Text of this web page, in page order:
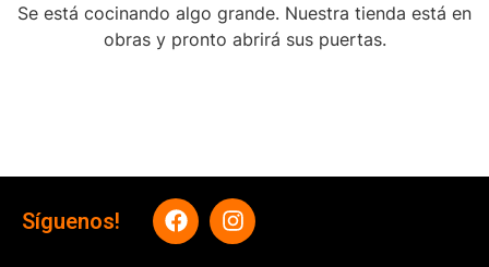
Se está cocinando algo grande. Nuestra tienda está en
obras y pronto abrirá sus puertas.
Síguenos!